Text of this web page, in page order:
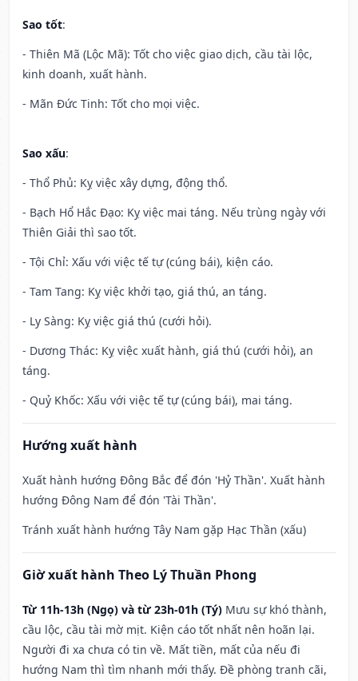
Sao tốt:
- Thiên Mã (Lộc Mã): Tốt cho việc giao dịch, cầu tài lộc,
kinh doanh, xuất hành.
- Mãn Đức Tinh: Tốt cho mọi việc.
Sao xấu:
- Thổ Phủ: Kỵ việc xây dựng, động thổ.
- Bạch Hổ Hắc Đạo: Kỵ việc mai táng. Nếu trùng ngày với
Thiên Giải thì sao tốt.
- Tội Chỉ: Xấu với việc tế tự (cúng bái), kiện cáo.
- Tam Tang: Kỵ việc khởi tạo, giá thú, an táng.
- Ly Sàng: Kỵ việc giá thú (cưới hỏi).
- Dương Thác: Kỵ việc xuất hành, giá thú (cưới hỏi), an
táng.
- Quỷ Khốc: Xấu với việc tế tự (cúng bái), mai táng.
Hướng xuất hành
Xuất hành hướng Đông Bắc để đón 'Hỷ Thần'. Xuất hành
hướng Đông Nam để đón 'Tài Thần'.
Tránh xuất hành hướng Tây Nam gặp Hạc Thần (xấu)
Giờ xuất hành Theo Lý Thuần Phong
Từ 11h-13h (Ngọ) và từ 23h-01h (Tý) Mưu sự khó thành,
cầu lộc, cầu tài mờ mịt. Kiện cáo tốt nhất nên hoãn lại.
Người đi xa chưa có tin về. Mất tiền, mất của nếu đi
hướng Nam thì tìm nhanh mới thấy. Đề phòng tranh cãi,